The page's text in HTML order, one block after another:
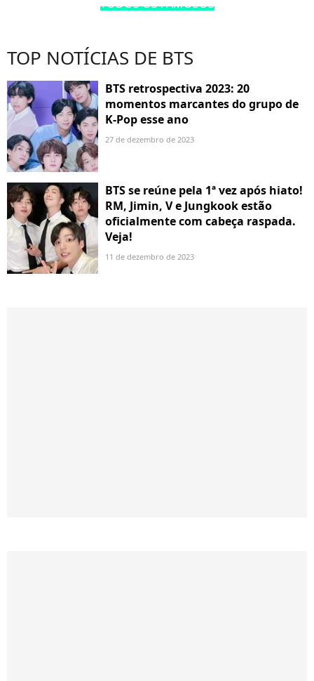
TODOS OS FAMOSOS
TOP NOTÍCIAS DE BTS
BTS retrospectiva 2023: 20
momentos marcantes do grupo de
K-Pop esse ano
27 de dezembro de 2023
BTS se reúne pela 1ª vez após hiato!
RM, Jimin, V e Jungkook estão
oficialmente com cabeça raspada.
Veja!
11 de dezembro de 2023